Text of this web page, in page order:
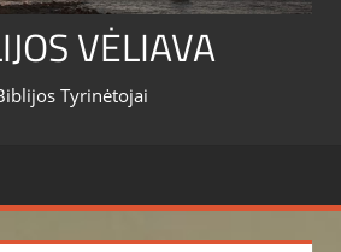
VĖLIAVA
Tyrinėtojai